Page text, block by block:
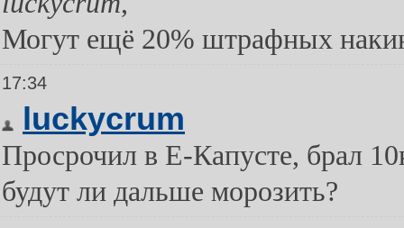
Могут ещё 20% штрафных
17:34
luckycrum
Просрочил в Е-Капусте, брал
будут ли дальше морозить?